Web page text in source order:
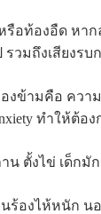
อท้องอืด หา
วมถึงเสียงร
ข้ามคือ ควา
ทำให้
น ตั้งไข่ เด็ก
ร้องไห้หนัก